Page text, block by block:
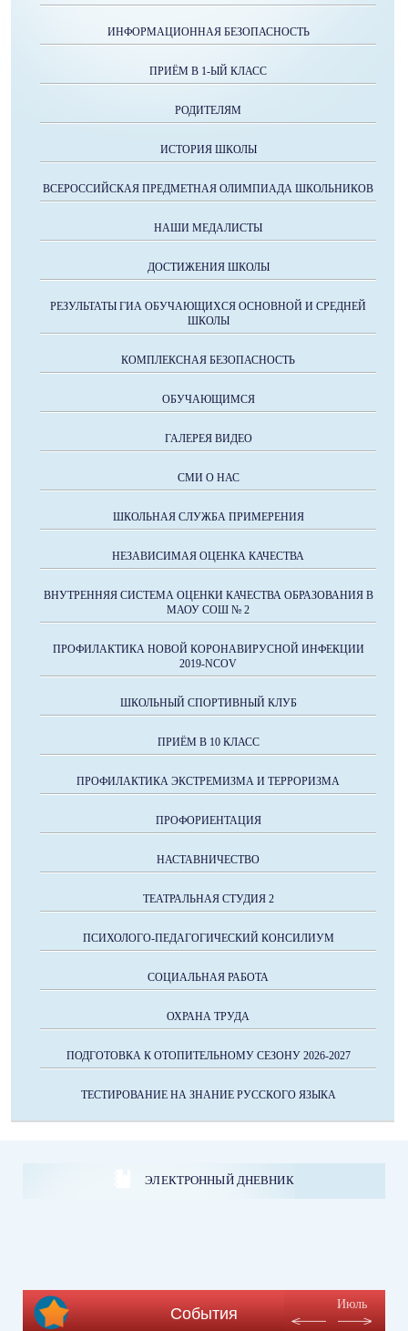
ИНФОРМАЦИОННАЯ БЕЗОПАСНОСТЬ
ПРИЁМ В 1-ЫЙ КЛАСС
РОДИТЕЛЯМ
ИСТОРИЯ ШКОЛЫ
ВСЕРОССИЙСКАЯ ПРЕДМЕТНАЯ ОЛИМПИАДА ШКОЛЬНИКОВ
НАШИ МЕДАЛИСТЫ
ДОСТИЖЕНИЯ ШКОЛЫ
РЕЗУЛЬТАТЫ ГИА ОБУЧАЮЩИХСЯ ОСНОВНОЙ И СРЕДНЕЙ
ШКОЛЫ
КОМПЛЕКСНАЯ БЕЗОПАСНОСТЬ
ОБУЧАЮЩИМСЯ
ГАЛЕРЕЯ ВИДЕО
СМИ О НАС
ШКОЛЬНАЯ СЛУЖБА ПРИМЕРЕНИЯ
НЕЗАВИСИМАЯ ОЦЕНКА КАЧЕСТВА
ВНУТРЕННЯЯ СИСТЕМА ОЦЕНКИ КАЧЕСТВА ОБРАЗОВАНИЯ В
МАОУ СОШ № 2
ПРОФИЛАКТИКА НОВОЙ КОРОНАВИРУСНОЙ ИНФЕКЦИИ
2019-NCOV
ШКОЛЬНЫЙ СПОРТИВНЫЙ КЛУБ
ПРИЁМ В 10 КЛАСС
ПРОФИЛАКТИКА ЭКСТРЕМИЗМА И ТЕРРОРИЗМА
ПРОФОРИЕНТАЦИЯ
НАСТАВНИЧЕСТВО
ТЕАТРАЛЬНАЯ СТУДИЯ 2
ПСИХОЛОГО-ПЕДАГОГИЧЕСКИЙ КОНСИЛИУМ
СОЦИАЛЬНАЯ РАБОТА
ОХРАНА ТРУДА
ПОДГОТОВКА К ОТОПИТЕЛЬНОМУ СЕЗОНУ 2026-2027
ТЕСТИРОВАНИЕ НА ЗНАНИЕ РУССКОГО ЯЗЫКА
ЭЛЕКТРОННЫЙ ДНЕВНИК
События
Июль